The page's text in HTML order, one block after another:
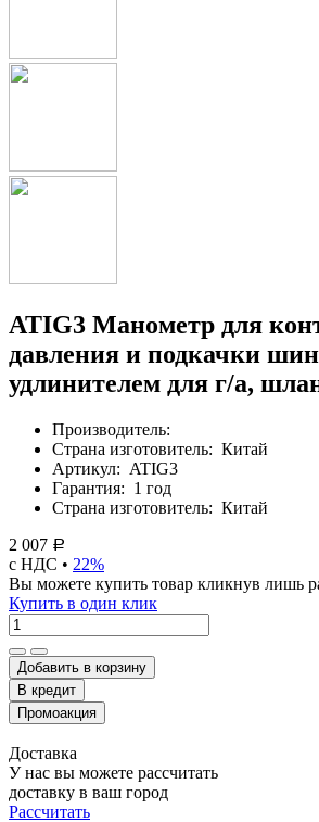
ATIG3 Манометр для
давления и подкачки
удлинителем для г/а,
Производитель:
Страна изготовитель: Китай
Артикул: ATIG3
Гарантия: 1 год
Страна изготовитель: Китай
2 007 Р
с НДС • 22%
Вы можете купить товар кликнув лишь
Купить в один клик
Добавить в корзину
Доставка
У нас вы можете рассчитать
доставку в ваш город
Рассчитать